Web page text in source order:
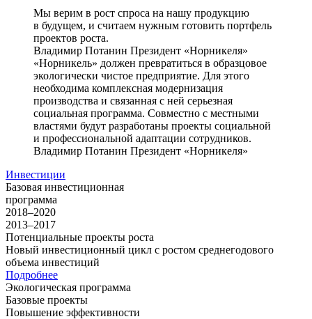
Мы верим в рост спроса на нашу продукцию
в будущем, и считаем нужным готовить портфель
проектов роста.
Владимир Потанин Президент «Норникеля»
«Норникель» должен превратиться в образцовое
экологически чистое предприятие. Для этого
необходима комплексная модернизация
производства и связанная с ней серьезная
социальная программа. Совместно с местными
властями будут разработаны проекты социальной
и профессиональной адаптации сотрудников.
Владимир Потанин Президент «Норникеля»
Инвестиции
Базовая инвестиционная
программа
2018–2020
2013–2017
Потенциальные проекты роста
Новый инвестиционный цикл с ростом среднегодового
объема инвестиций
Подробнее
Экологическая программа
Базовые проекты
Повышение эффективности